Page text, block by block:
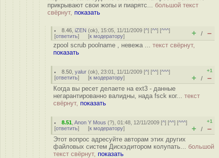
прикрывают свои жопы и пиарятс... большой текст
свёрнут, показать
8.46 ,iZEN (ok), 15:05, 11/11/2009 [^] [^^] [^^^]
[ответить] [к модератору] + / –
zpool scrub poolname , невежа ... текст свёрнут,
показать
8.50 ,yalur (ok), 23:01, 11/11/2009 [^] [^^] [^^^]
[ответить] [к модератору]
+1
+ / –
Когда вы ресет делаете на ext3 - данные
негарантированно валидны, нада fsck ког... текст
свёрнут, показать
8.51 ,Anon Y Mous (?), 01:48, 12/11/2009 [^] [^^] [^^^]
[ответить] [к модератору]
+1
+ / –
Этот вопрос адресуйте авторам этих других
файловых систем Дискэдитором колупать... большой
текст свёрнут, показать